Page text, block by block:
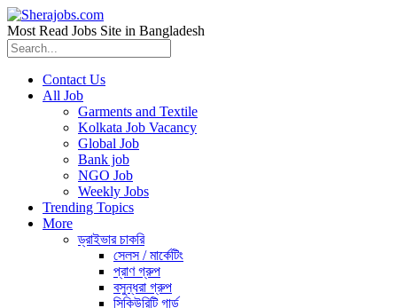
Most Read Jobs Site in Bangladesh
Contact Us
All Job
Garments and Textile
Kolkata Job Vacancy
Global Job
Bank job
NGO Job
Weekly Jobs
Trending Topics
More
ড্রাইভার চাকরি
সেলস / মার্কেটিং
প্রাণ গ্রুপ
বসুন্ধরা গ্রুপ
সিকিউরিটি গার্ড